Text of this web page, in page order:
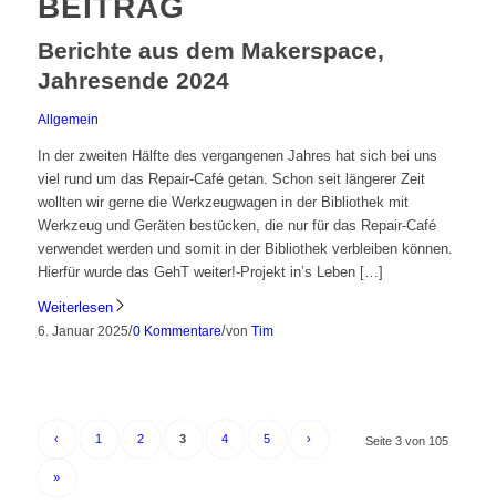
BEITRAG
Berichte aus dem Makerspace,
Jahresende 2024
Allgemein
In der zweiten Hälfte des vergangenen Jahres hat sich bei uns
viel rund um das Repair-Café getan. Schon seit längerer Zeit
wollten wir gerne die Werkzeugwagen in der Bibliothek mit
Werkzeug und Geräten bestücken, die nur für das Repair-Café
verwendet werden und somit in der Bibliothek verbleiben können.
Hierfür wurde das GehT weiter!-Projekt in’s Leben […]
Weiterlesen
6. Januar 2025/0 Kommentare/von Tim
Seite 3 von 105
‹ 1 2 3 4 5 ›
»